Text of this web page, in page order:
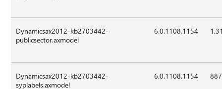
Dynamicsax2012-kb2703442-
publicsector.axmodel
6.0.1108.1154
Dynamicsax2012-kb2703442-
syplabels.axmodel
6.0.1108.1154